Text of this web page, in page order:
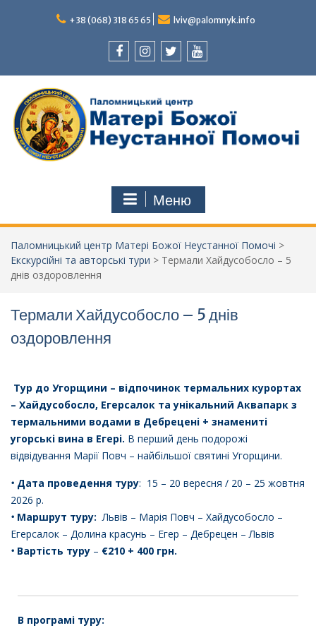
+38 (068) 318 65 65 lviv@palomnyk.info
Меню
Паломницький центр Матері Божої Неустанної Помочі >
Екскурсійні та авторські тури > Термали Хайдусобосло – 5
днів оздоровлення
Термали Хайдусобосло – 5 днів
оздоровлення
Тур до Угорщини – відпочинок термальних курортах
– Хайдусобосло, Егерсалок та унікальний Аквапарк з
термальними водами в Дебрецені + знамениті
угорські вина в Егері. В перший день подорожі
відвідування Марії Повч – найбільшої святині Угорщини.
• Дата проведення туру: 15 – 20 вересня / 20 – 25 жовтня
2026 р.
• Маршрут туру: Львів – Марія Повч – Хайдусобосло –
Егерсалок – Долина красунь – Егер – Дебрецен – Львів
• Вартість туру – €210 + 400 грн.
В програмі туру: